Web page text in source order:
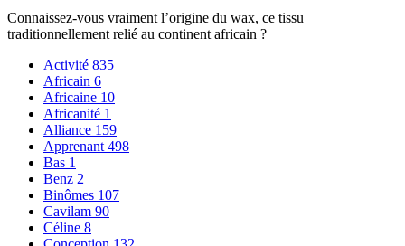
Connaissez-vous vraiment l’origine du wax, ce tissu
traditionnellement relié au continent africain ?
Activité 835
Africain 6
Africaine 10
Africanité 1
Alliance 159
Apprenant 498
Bas 1
Benz 2
Binômes 107
Cavilam 90
Céline 8